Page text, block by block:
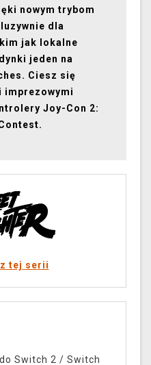
nowym trybom
dla
jak lokalne
jeden na
Ciesz się
imprezowymi
Joy-Con 2:
tej serii
Switch 2 / Switch